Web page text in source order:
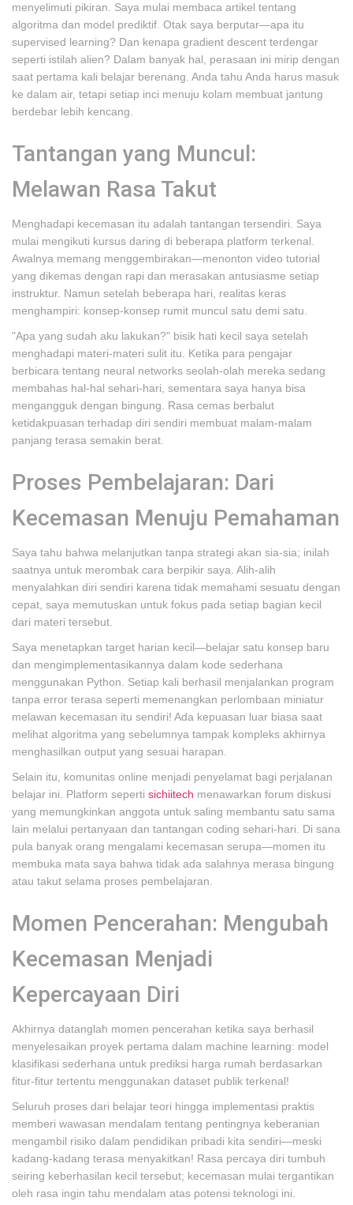
menyelimuti pikiran. Saya mulai membaca artikel tentang
algoritma dan model prediktif. Otak saya berputar—apa itu
supervised learning? Dan kenapa gradient descent terdengar
seperti istilah alien? Dalam banyak hal, perasaan ini mirip dengan
saat pertama kali belajar berenang. Anda tahu Anda harus masuk
ke dalam air, tetapi setiap inci menuju kolam membuat jantung
berdebar lebih kencang.
Tantangan yang Muncul:
Melawan Rasa Takut
Menghadapi kecemasan itu adalah tantangan tersendiri. Saya
mulai mengikuti kursus daring di beberapa platform terkenal.
Awalnya memang menggembirakan—menonton video tutorial
yang dikemas dengan rapi dan merasakan antusiasme setiap
instruktur. Namun setelah beberapa hari, realitas keras
menghampiri: konsep-konsep rumit muncul satu demi satu.
"Apa yang sudah aku lakukan?" bisik hati kecil saya setelah
menghadapi materi-materi sulit itu. Ketika para pengajar
berbicara tentang neural networks seolah-olah mereka sedang
membahas hal-hal sehari-hari, sementara saya hanya bisa
mengangguk dengan bingung. Rasa cemas berbalut
ketidakpuasan terhadap diri sendiri membuat malam-malam
panjang terasa semakin berat.
Proses Pembelajaran: Dari
Kecemasan Menuju Pemahaman
Saya tahu bahwa melanjutkan tanpa strategi akan sia-sia; inilah
saatnya untuk merombak cara berpikir saya. Alih-alih
menyalahkan diri sendiri karena tidak memahami sesuatu dengan
cepat, saya memutuskan untuk fokus pada setiap bagian kecil
dari materi tersebut.
Saya menetapkan target harian kecil—belajar satu konsep baru
dan mengimplementasikannya dalam kode sederhana
menggunakan Python. Setiap kali berhasil menjalankan program
tanpa error terasa seperti memenangkan perlombaan miniatur
melawan kecemasan itu sendiri! Ada kepuasan luar biasa saat
melihat algoritma yang sebelumnya tampak kompleks akhirnya
menghasilkan output yang sesuai harapan.
Selain itu, komunitas online menjadi penyelamat bagi perjalanan
belajar ini. Platform seperti sichiitech menawarkan forum diskusi
yang memungkinkan anggota untuk saling membantu satu sama
lain melalui pertanyaan dan tantangan coding sehari-hari. Di sana
pula banyak orang mengalami kecemasan serupa—momen itu
membuka mata saya bahwa tidak ada salahnya merasa bingung
atau takut selama proses pembelajaran.
Momen Pencerahan: Mengubah
Kecemasan Menjadi
Kepercayaan Diri
Akhirnya datanglah momen pencerahan ketika saya berhasil
menyelesaikan proyek pertama dalam machine learning: model
klasifikasi sederhana untuk prediksi harga rumah berdasarkan
fitur-fitur tertentu menggunakan dataset publik terkenal!
Seluruh proses dari belajar teori hingga implementasi praktis
memberi wawasan mendalam tentang pentingnya keberanian
mengambil risiko dalam pendidikan pribadi kita sendiri—meski
kadang-kadang terasa menyakitkan! Rasa percaya diri tumbuh
seiring keberhasilan kecil tersebut; kecemasan mulai tergantikan
oleh rasa ingin tahu mendalam atas potensi teknologi ini.